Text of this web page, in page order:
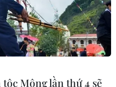
VIỆT NAM
Mông lần thứ 4 sẽ